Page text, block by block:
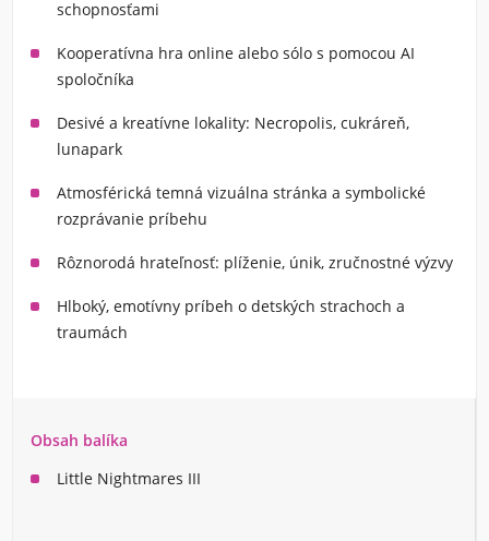
schopnosťami
Kooperatívna hra online alebo sólo s pomocou AI
spoločníka
Desivé a kreatívne lokality: Necropolis, cukráreň,
lunapark
Atmosférická temná vizuálna stránka a symbolické
rozprávanie príbehu
Rôznorodá hrateľnosť: plíženie, únik, zručnostné výzvy
Hlboký, emotívny príbeh o detských strachoch a
traumách
Obsah balíka
Little Nightmares III